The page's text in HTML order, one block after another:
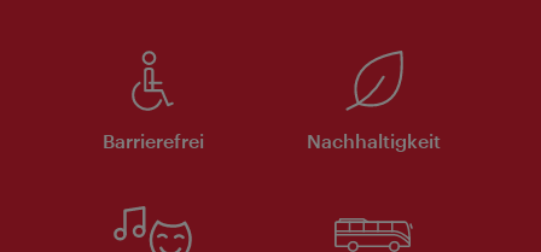
Barrierefrei Nachhaltigkeit